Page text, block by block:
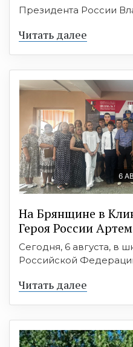
Президента России
Читать далее
6
На Брянщине в
Героя России
Сегодня, 6 августа, в
Российской
Читать далее